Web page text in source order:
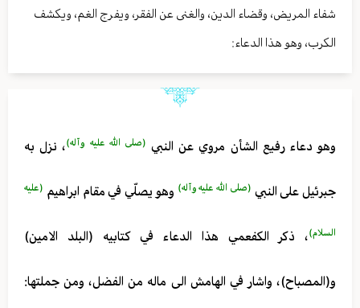
شفاء المريض، وقضاء الدين، والغنى عن الفقر، ويفرج الغم، ويكشف
الكرب، وهو هذا الدعاء:
وهو دعاء رفيع الشأن مروي عن النبي (صلى الله عليه وآله)، نزل به
جبرئيل على النبي (صلى الله عليه وآله) وهو يصلّي في مقام ابراهيم (عليه
السلام)، ذكر الكفعمي هذا الدعاء في كتابيه (البلد الامين)
و(المصباح)، واشار في الهامش الى ماله من الفضل، ومن جملتها: